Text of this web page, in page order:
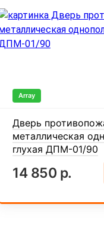
Array
Дверь
металлическая
глухая ДПМ-01/90
14 850 р.